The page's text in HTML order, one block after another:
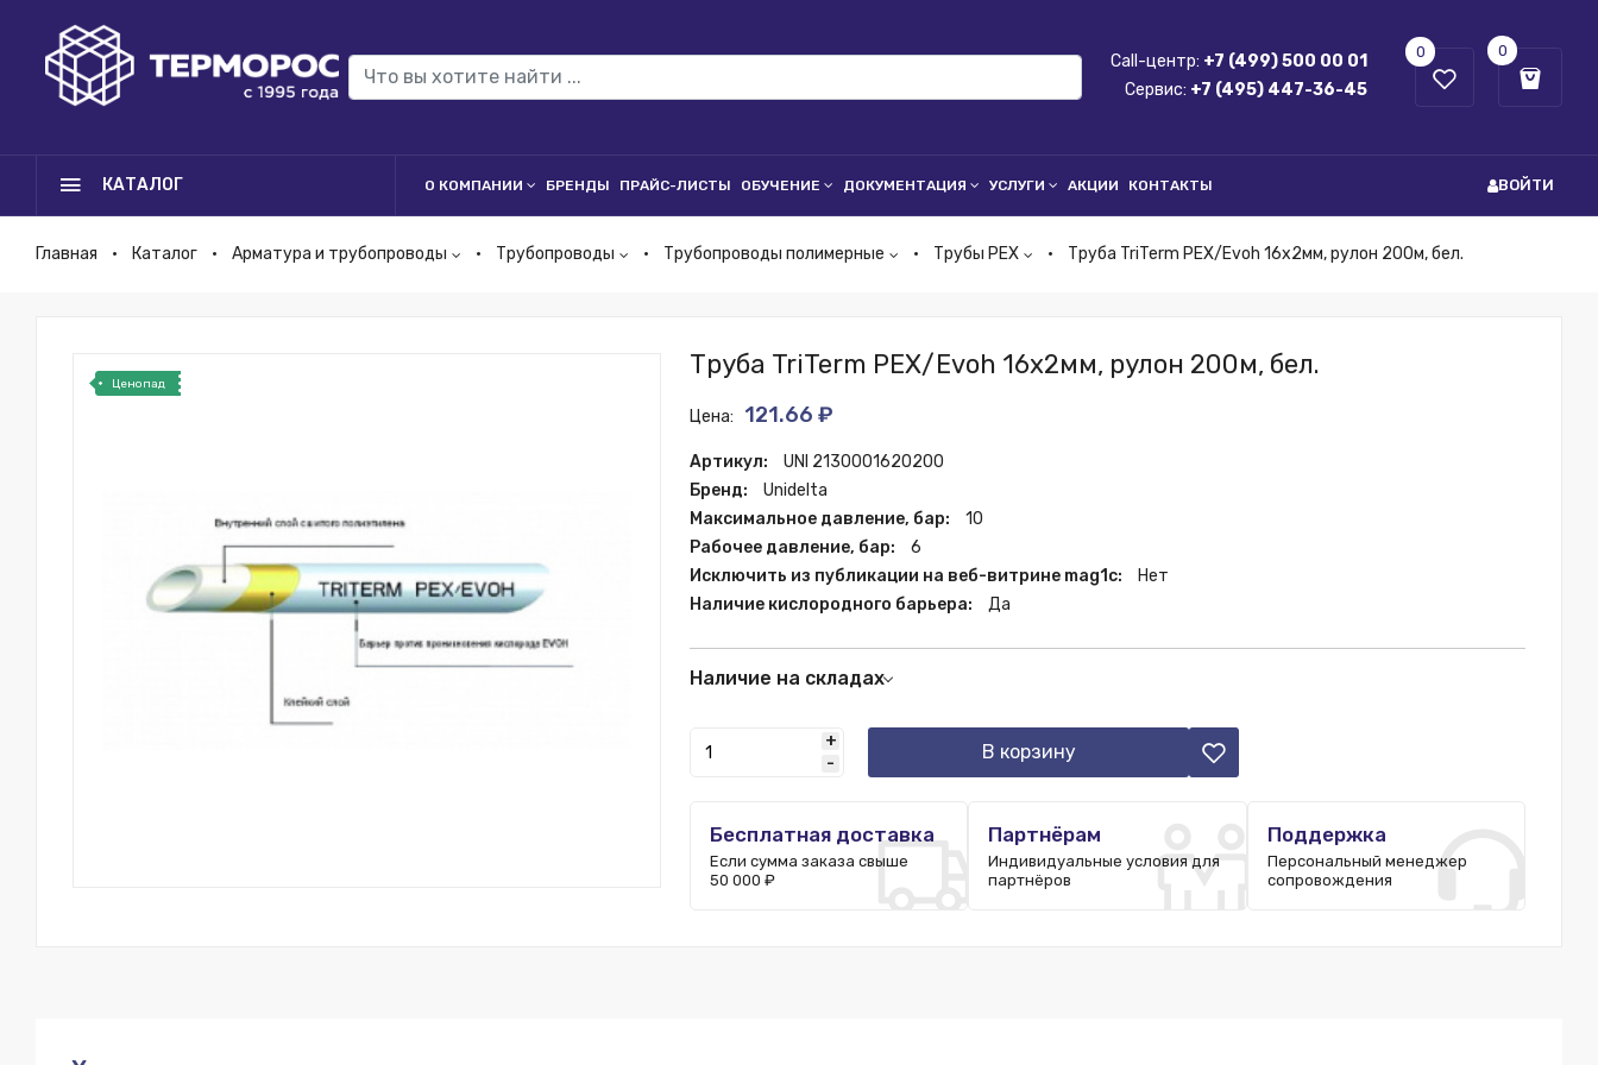
Call-центр: +7 (499) 500 00 01
Сервис: +7 (495) 447-36-45
0 0
КАТАЛОГ О КОМПАНИИ БРЕНДЫ ПРАЙС-ЛИСТЫ ОБУЧЕНИЕ ДОКУМЕНТАЦИЯ УСЛУГИ АКЦИИ КОНТАКТЫ ВОЙТИ
Главная Каталог Арматура и трубопроводы Трубопроводы Трубопроводы полимерные Трубы PEX Труба TriTerm PEX/Evoh 16х2мм, рулон 200м, бел.
Ценопад
Труба TriTerm PEX/Evoh 16х2мм, рулон 200м, бел.
Цена: 121.66 ₽
Артикул:
UNI 2130001620200
Бренд:
Unidelta
Максимальное давление, бар:
10
Рабочее давление, бар:
6
Исключить из публикации на веб-витрине mag1c:
Нет
Наличие кислородного барьера:
Да
Наличие на складах
+
-
В корзину
Бесплатная доставка
Если сумма заказа свыше
50 000 ₽
Партнёрам
Индивидуальные условия для
партнёров
Поддержка
Персональный менеджер
сопровождения